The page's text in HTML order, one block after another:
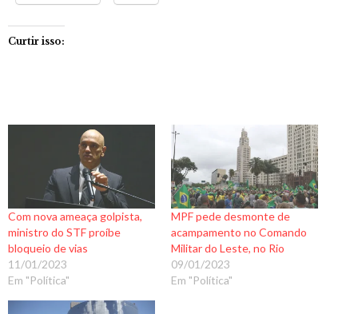
Curtir isso:
Com nova ameaça golpista,
ministro do STF proíbe
bloqueio de vias
11/01/2023
Em "Política"
MPF pede desmonte de
acampamento no Comando
Militar do Leste, no Rio
09/01/2023
Em "Política"